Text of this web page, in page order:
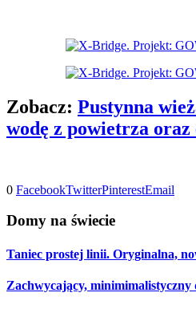
Zobacz: Pustynna
wodę z powietrza oraz
0 FacebookTwitterPinterestEmail
Domy na świecie
Taniec prostej linii. Oryginalna,
Zachwycający, minimimalistyczny